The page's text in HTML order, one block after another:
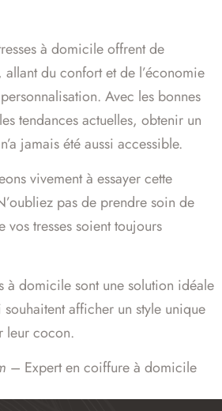
à domicile offrent de
allant du confort et de l’économie
Avec les bonnes
tendances actuelles, obtenir un
jamais été aussi accessible.
vivement à essayer cette
pas de prendre soin de
vos tresses soient toujours
à domicile sont une solution idéale
afficher un style unique
leur cocon.
– Expert en coiffure à domicile